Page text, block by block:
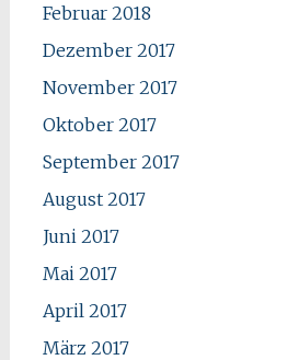
Februar 2018
Dezember 2017
November 2017
Oktober 2017
September 2017
August 2017
Juni 2017
Mai 2017
April 2017
März 2017